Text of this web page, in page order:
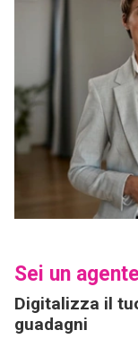
Sei un
Digitalizza il
guadagni